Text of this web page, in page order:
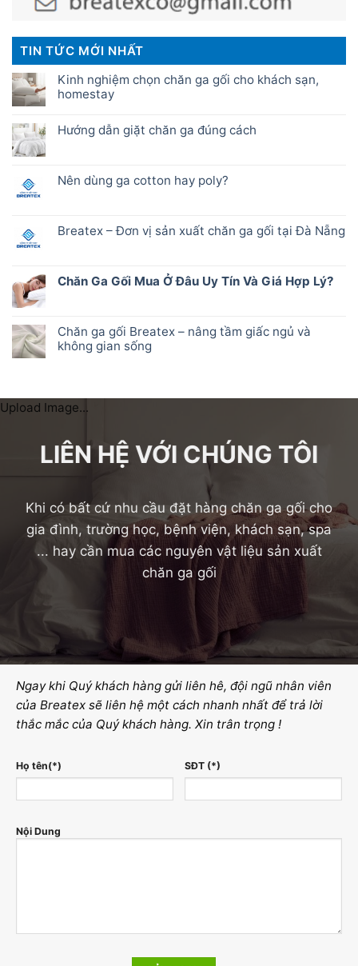
TIN TỨC MỚI NHẤT
Kinh nghiệm chọn chăn ga gối cho khách sạn,
homestay
Hướng dẫn giặt chăn ga đúng cách
Nên dùng ga cotton hay poly?
Breatex – Đơn vị sản xuất chăn ga gối tại Đà Nẵng
Chăn Ga Gối Mua Ở Đâu Uy Tín Và Giá Hợp Lý?
Chăn ga gối Breatex – nâng tầm giấc ngủ và
không gian sống
LIÊN HỆ VỚI CHÚNG TÔI
Khi có bất cứ nhu cầu đặt hàng chăn ga gối cho
gia đình, trường học, bệnh viện, khách sạn, spa
... hay cần mua các nguyên vật liệu sản xuất
chăn ga gối
Upload Image...
Ngay khi Quý khách hàng gửi liên hê, đội ngũ nhân viên
của Breatex sẽ liên hệ một cách nhanh nhất để trả lời
thắc mắc của Quý khách hàng. Xin trân trọng !
Họ tên(*) SĐT (*)
Nội Dung